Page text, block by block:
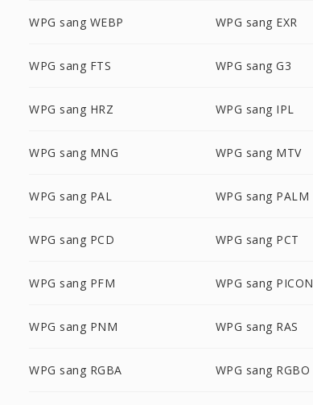
WPG sang WEBP WPG sang EXR
WPG sang FTS WPG sang G3
WPG sang HRZ WPG sang IPL
WPG sang MNG WPG sang MTV
WPG sang PAL WPG sang PALM
WPG sang PCD WPG sang PCT
WPG sang PFM WPG sang PICON
WPG sang PNM WPG sang RAS
WPG sang RGBA WPG sang RGBO